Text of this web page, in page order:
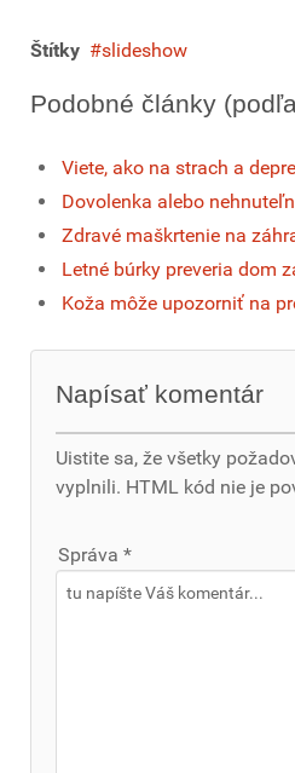
Štítky slideshow
Podobné články
Viete, ako na strach a
Dovolenka alebo
Zdravé maškrtenie na
Letné búrky preveria dom
Koža môže upozorniť na
Napísať komentár
Uistite sa, že všetky
vyplnili. HTML kód nie je
Správa *